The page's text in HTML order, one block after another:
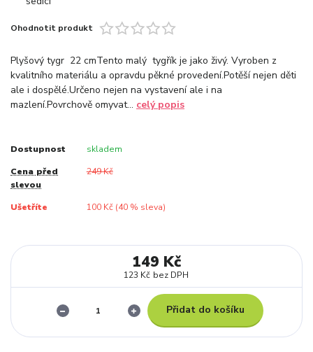
Ohodnotit produkt
Plyšový tygr 22 cmTento malý tygřík je jako živý. Vyroben z
kvalitního materiálu a opravdu pěkné provedení.Potěší nejen děti
ale i dospělé.Určeno nejen na vystavení ale i na
mazlení.Povrchově omyvat... celý popis
Dostupnost skladem
Cena před
slevou
249 Kč
Ušetříte 100 Kč (40% sleva)
149 Kč
123 Kč bez DPH
Přidat do košíku